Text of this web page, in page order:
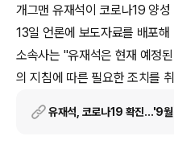
개그맨 유재석이 코로나19 양
13일 언론에 보도자료를 배포해
소속사는 "유재석은 현재 예정
의 지침에 따른 필요한 조치를